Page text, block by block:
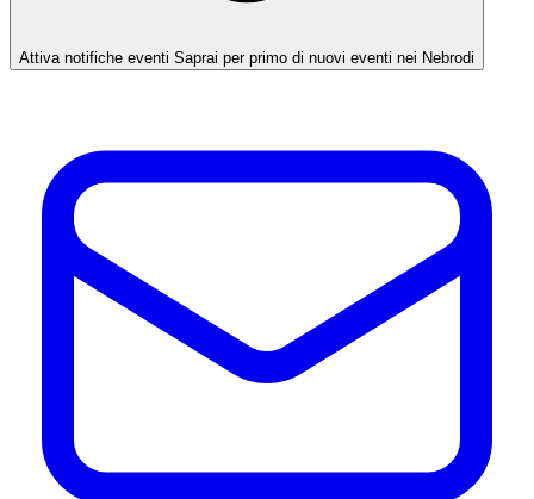
Attiva notifiche eventi Saprai per primo di nuovi eventi nei Nebrodi